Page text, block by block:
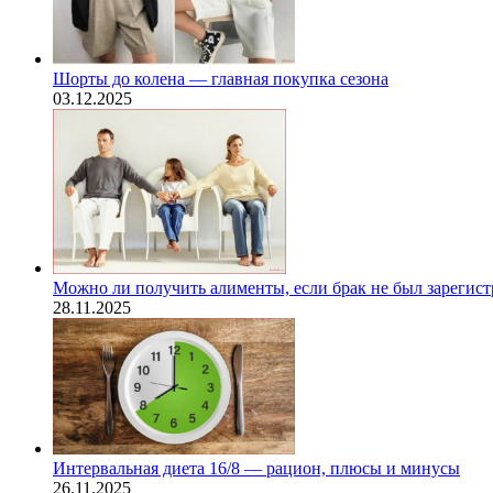
Шорты до колена — главная покупка сезона
03.12.2025
Можно ли получить алименты, если брак не был
28.11.2025
Интервальная диета 16/8 — рацион, плюсы и минусы
26.11.2025